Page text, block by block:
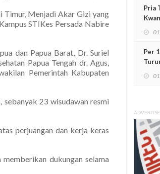
Timur, Menjadi Akar Gizi yang
STIKes Persada Nabire
dan Papua Barat, Dr. Suriel
Papua Tengah dr. Agus,
Pemerintah Kabupaten
23 wisudawan resmi
perjuangan dan kerja keras
dukungan selama
Pria
Per